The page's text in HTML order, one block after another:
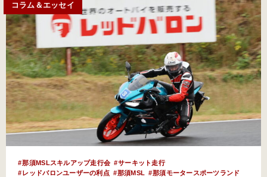
コラム＆エッセイ
那須MSLスキルアップ走行会
サーキット走行
レッドバロンユーザーの利点
那須MSL 那須モータースポーツランド